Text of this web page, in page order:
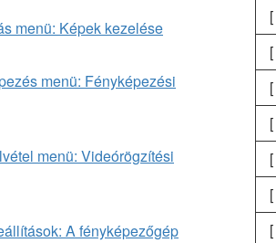
menü: Képek kezelése
menü: Fényképezési
menü: Videórögzítési
A fényképezőgép
[
[
[
[
[
[
[